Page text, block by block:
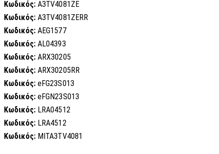
Κωδικός: A3TV4081ZE
Κωδικός: A3TV4081ZERR
Κωδικός: AEG1577
Κωδικός: AL04393
Κωδικός: ARX30205
Κωδικός: ARX30205RR
Κωδικός: eFG23S013
Κωδικός: eFGN23S013
Κωδικός: LRA04512
Κωδικός: LRA4512
Κωδικός: MITA3TV4081